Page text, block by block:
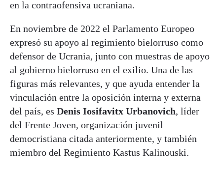
en la contraofensiva ucraniana.
En noviembre de 2022 el Parlamento Europeo
expresó su apoyo al regimiento bielorruso como
defensor de Ucrania, junto con muestras de apoyo
al gobierno bielorruso en el exilio. Una de las
figuras más relevantes, y que ayuda entender la
vinculación entre la oposición interna y externa
del país, es Denis Iosifavitx Urbanovich, líder
del Frente Joven, organización juvenil
democristiana citada anteriormente, y también
miembro del Regimiento Kastus Kalinouski.